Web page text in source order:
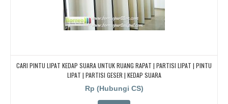
CARI PINTU LIPAT KEDAP SUARA UNTUK RUANG RAPAT | PARTISI LIPAT | PINTU
LIPAT | PARTISI GESER | KEDAP SUARA
Rp (Hubungi CS)